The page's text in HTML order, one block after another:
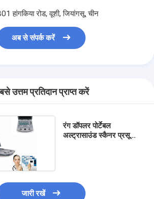
हांगकिया रोड, वूशी, जियांगसू, चीन
अब से संपर्क करें
उत्तम प्रतिदान प्राप्त करें
रंग डॉपलर पोर्टेबल
अल्ट्रासाउंड स्कैनर प्रसूति
जारी रखें